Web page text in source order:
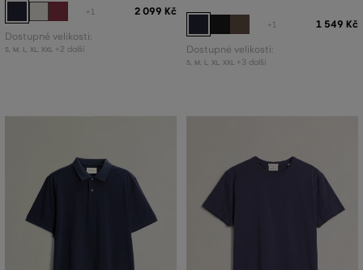
+1 2 099 Kč
Dostupné velikosti:
S, M L XL XXL +2 další
+1 1 549 Kč
Dostupné velikosti:
S, M L XL XXL +3 další